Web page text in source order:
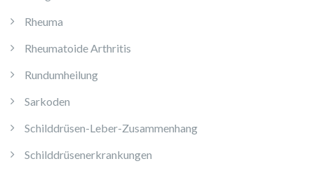
Rheuma
Rheumatoide Arthritis
Rundumheilung
Sarkoden
Schilddrüsen-Leber-Zusammenhang
Schilddrüsenerkrankungen